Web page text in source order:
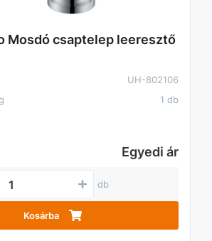
Mosdó csaptelep leeresztő
UH-802106
1 db
Egyedi ár
db
Kosárba